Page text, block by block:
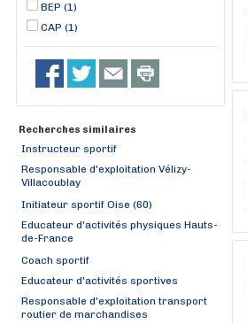
BEP (1)
CAP (1)
Recherches similaires
Instructeur sportif
Responsable d'exploitation Vélizy-
Villacoublay
Initiateur sportif Oise (60)
Educateur d'activités physiques Hauts-
de-France
Coach sportif
Educateur d'activités sportives
Responsable d'exploitation transport
routier de marchandises